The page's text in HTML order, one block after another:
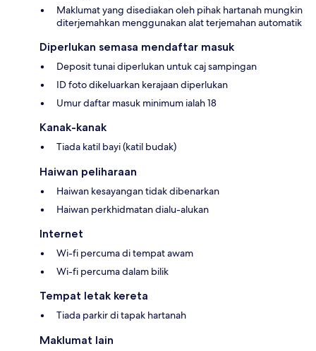
Maklumat yang disediakan oleh pihak hartanah mungkin
diterjemahkan menggunakan alat terjemahan automatik
Diperlukan semasa mendaftar masuk
Deposit tunai diperlukan untuk caj sampingan
ID foto dikeluarkan kerajaan diperlukan
Umur daftar masuk minimum ialah 18
Kanak-kanak
Tiada katil bayi (katil budak)
Haiwan peliharaan
Haiwan kesayangan tidak dibenarkan
Haiwan perkhidmatan dialu-alukan
Internet
Wi-fi percuma di tempat awam
Wi-fi percuma dalam bilik
Tempat letak kereta
Tiada parkir di tapak hartanah
Maklumat lain